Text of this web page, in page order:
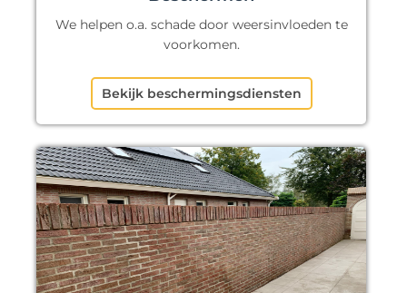
We helpen o.a. schade door weersinvloeden te
voorkomen.
Bekijk beschermingsdiensten